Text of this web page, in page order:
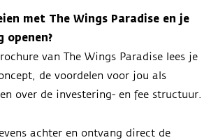
met The Wings Paradise en je
openen?
van The Wings Paradise lees je
de voordelen voor jou als
over de investering- en fee structuur.
achter en ontvang direct de